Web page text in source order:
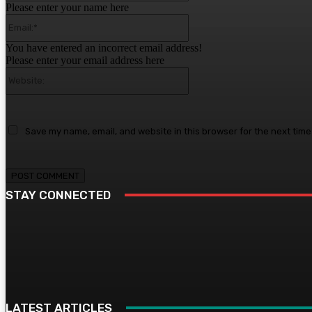
Please enter your name here
You have entered an incorrect email address!
Please enter your email address here
Save my name, email, and website in this browser for the next time
STAY CONNECTED
LATEST ARTICLES